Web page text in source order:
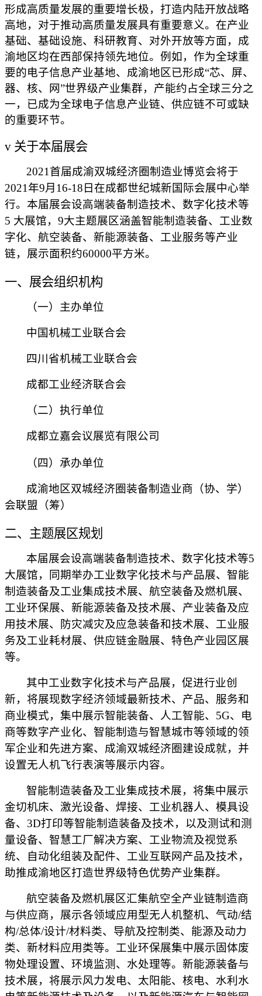
形成高质量发展的重要增长极，打造内陆开放战略
高地，对于推动高质量发展具有重要意义。在产业
基础、基础设施、科研教育、对外开放等方面，成
渝地区均在西部保持领先地位。例如，作为全球重
要的电子信息产业基地、成渝地区已形成“芯、屏、
器、核、网”世界级产业集群，产能约占全球三分之
一，已成为全球电子信息产业链、供应链不可或缺
的重要环节。
v 关于本届展会
2021 首届成渝双城经济圈制造业博览会将于
2021年9月16-18日 在成都世纪城新国际会展中心举
行。 本届展会设高端装备制造技术、数字化技术等
5 大展馆，9大主题展区涵盖智能制造装备、工业数
字化、航空装备、新能源装备、工业服务等产业
链，展示面积约60000平方米。
一、展会组织机构
（一）主办单位
中国机械工业联合会
四川省机械工业联合会
成都工业经济联合会
（二）执行单位
成都立嘉会议展览有限公司
（四） 承办单位
成渝地区双城经济圈装备制造业商（协、学）
会联盟（筹）
二、主题展区规划
本届展会设高端装备制造技术、数字化技术等5
大展馆，同期举办工业数字化技术与产品展、智能
制造装备及工业集成技术展、航空装备及燃机展、
工业环保展、 新能源装备及技术展、产业装备及应
用技术展、防灾减灾及应急装备和技术展、工业服
务及工业耗材展、供应链金融展、特色产业园区展
等。
其中工业数字化技术与产品展，促进行业创
新，将展现数字经济领域最新技术、产品、服务和
商业模式，集中展示智能装备、人工智能、 5G、电
商等数字产业化、智能制造与智慧城市等领域的领
军企业和先进方案、成渝双城经济圈建设成就，并
设置无人机飞行表演等展示内容。
智能制造装备及工业集成技术展，将集中展示
金切机床、激光设备、焊接、工业机器人、模具设
备、 3D打印等智能制造装备及技术，以及测试和测
量设备、智慧工厂解决方案、工业物流及视觉系
统、自动化组装及配件、工业互联网产品及技术，
助推成渝地区打造世界级特色优势产业集群。
航空装备及燃机展区汇集航空全产业链制造商
与供应商，展示各领域应用型无人机整机、气动/结
构/总体/设计/材料类、导航及控制类、能源及动力
类、新材料应用类等。工业环保展集中展示固体废
物处理设置、环境监测、水处理等。新能源装备与
技术展，将展示风力发电、太阳能、核电、水利水